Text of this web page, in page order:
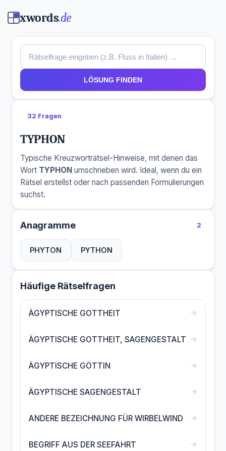
xwords.de
LÖSUNG FINDEN
32 Fragen
TYPHON
Typische Kreuzworträtsel-Hinweise, mit denen das
Wort TYPHON umschrieben wird. Ideal, wenn du ein
Rätsel erstellst oder nach passenden Formulierungen
suchst.
Anagramme 2
PHYTON PYTHON
Häufige Rätselfragen
ÄGYPTISCHE GOTTHEIT →
ÄGYPTISCHE GOTTHEIT, SAGENGESTALT →
ÄGYPTISCHE GÖTTIN →
ÄGYPTISCHE SAGENGESTALT →
ANDERE BEZEICHNUNG FÜR WIRBELWIND →
BEGRIFF AUS DER SEEFAHRT →